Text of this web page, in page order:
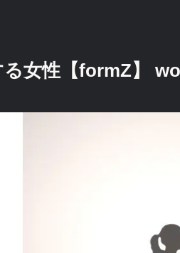
女性【formZ】